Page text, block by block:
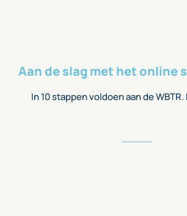
Aan de slag met het online
In 10 stappen voldoen aan de WBTR.